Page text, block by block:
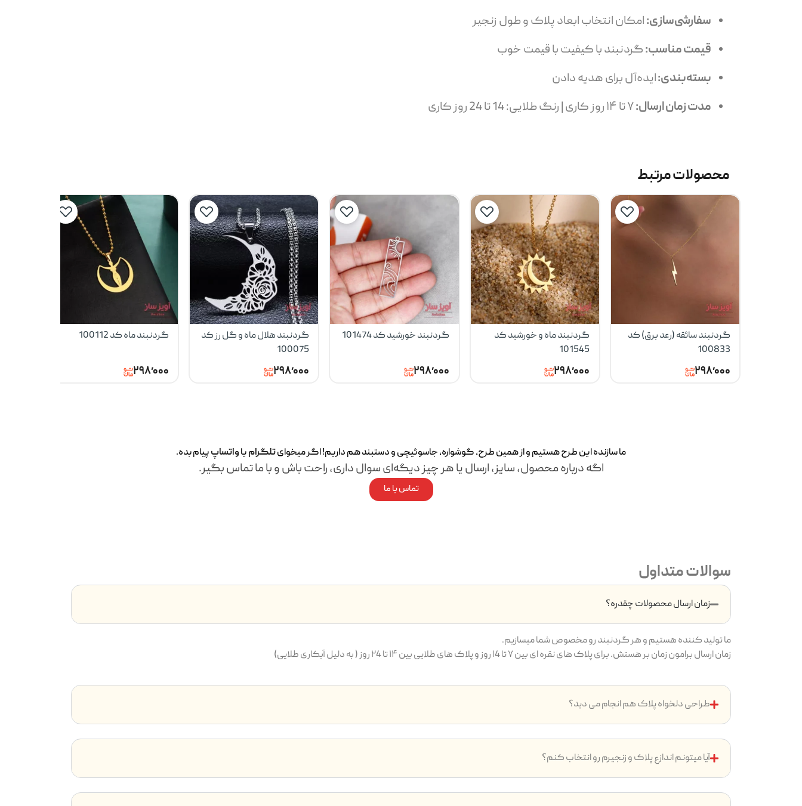
سفارشی‌سازی:امکان انتخاب ابعاد پلاک و طول زنجیر
قیمت مناسب:گردنبند با کیفیت با قیمت خوب
بسته‌بندی:ایده‌آل برای هدیه دادن
مدت زمان ارسال:
محصولات مرتبط
گردنبند سائقه (رعد برق) کد
100833
۲۹۸٬۰۰۰
گردنبند ماه و خورشید کد
101545
۲۹۸٬۰۰۰
گردنبند خورشید کد 101474
۲۹۸٬۰۰۰
گردنبند هلال ماه و گل رز کد
100075
۲۹۸٬۰۰۰
گردنبند ماه کد 100112
۲۹۸٬۰۰۰
ما سازنده این طرح‌ هستیم و از همین طرح، گوشواره، جاسوئیچی و دستبند هم داریم! اگر میخوایتلگرامیاواتساپپیام بده.
اگه درباره محصول، سایز، ارسال یا هر چیز دیگه‌ای سوال داری، راحت باش و با ما تماس بگیر.
تماس با ما
سوالات متداول
زمان ارسال محصولات چقدره؟
ما تولید کننده هستیم و هر گردنبند رو مخصوص شما میسازیم.
زمان ارسال برامون زمان بر هستش. برای پلاک های نقره ای بین ۷ تا ۱4 روز و پلاک های طلایی بین ۱۴ تا ۲4 روز ( به دلیل آبکاری طلایی)
طراحی دلخواه پلاک هم انجام می دید؟
آیا میتونم اندازع پلاک و زنجیرم رو انتخاب کنم؟